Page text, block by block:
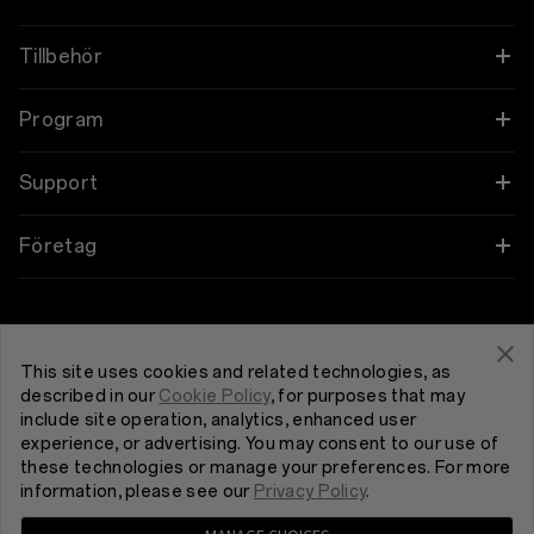
OnePlus 12
OnePlus 12R
OnePlus Open
Tillbehör
Ljud
Skal & Skydd
Ström & Kablar
Tablet
Wearables
Program
Länka dina OnePlus-enheter
Rabattprogram
Support
Shopping FAQs
Reparationstjänst
Bruksanvisningar
Kontakta oss
Företag
Community
Red Cable Club
OnePlus Store-appen
Sverige (Svenska)
This site uses cookies and related technologies, as
described in ourCookie Policy, for purposes that may
include site operation, analytics, enhanced user
experience, or advertising. You may consent to our use of
these technologies or manage your preferences. For more
information, please see our Privacy Policy.